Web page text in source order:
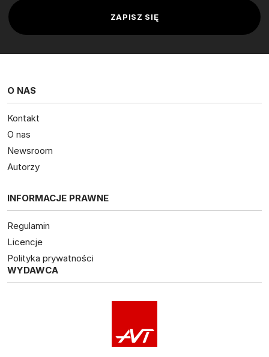
O NAS
Kontakt
O nas
Newsroom
Autorzy
INFORMACJE PRAWNE
Regulamin
Licencje
Polityka prywatności
WYDAWCA